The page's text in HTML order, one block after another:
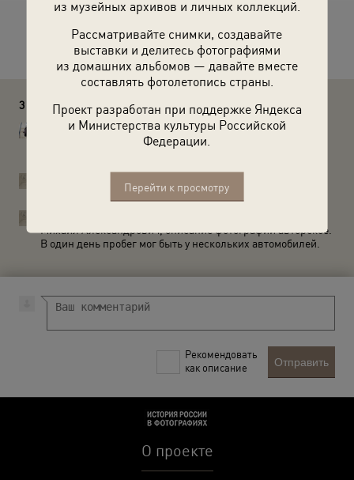
из музейных архивов и личных коллекций.
Рассматривайте снимки, создавайте
выставки и делитесь фотографиями
из домашних альбомов — давайте вместе
составлять фотолетопись страны.
Проект разработан при поддержке Яндекса
и Министерства культуры Российской
Федерации.
Перейти к просмотру
Расскажите друзьям об этом фото
3 комментария
Крайнов Михаил Александрович
другая фотосессия. на предыдущих фотографиях номера
История России в фотографиях
Михаил Александрович, спасибо за Ваш комментарий.
Ми­ха­ил Алек­сан­дро­вич, описание фотографии авторское.
В один день пробег мог быть у нескольких автомобилей.
Рекомендовать
как описание
Отправить
О проекте